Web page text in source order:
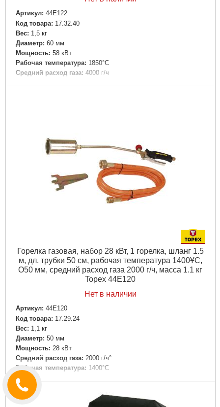
Артикул: 44E122
Код товара: 17.32.40
Вес: 1,5 кг
Диаметр: 60 мм
Мощность: 58 кВт
Рабочая температура: 1850°C
Средний расход газа: 4000 г/ч
Горелка газовая, набор 28 кВт, 1 горелка, шланг 1.5
м, дл. трубки 50 см, рабочая температура 1400ҰC,
O50 мм, средний расход газа 2000 г/ч, масса 1.1 кг
Topex 44E120
Нет в наличии
Артикул: 44E120
Код товара: 17.29.24
Вес: 1,1 кг
Диаметр: 50 мм
Мощность: 28 кВт
Средний расход газа: 2000 г/ч°
Рабочая температура: 1400°C